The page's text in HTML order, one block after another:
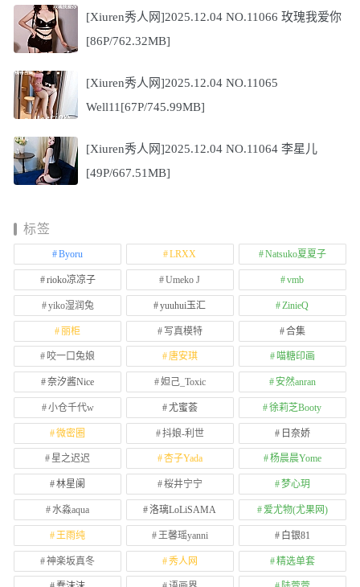
[Xiuren秀人网]2025.12.04 NO.11066 玫瑰我爱你
[86P/762.32MB]
[Xiuren秀人网]2025.12.04 NO.11065
Well11[67P/745.99MB]
[Xiuren秀人网]2025.12.04 NO.11064 李星儿
[49P/667.51MB]
标签
Byoru LRXX Natsuko夏夏子
rioko凉凉子 Umeko J vmb
yiko湿润兔 yuuhui玉汇 ZinieQ
丽柜 写真模特 合集
咬一口兔娘 唐安琪 喵糖印画
奈汐酱Nice 妲己_Toxic 安然anran
小仓千代w 尤蜜荟 徐莉芝Booty
微密圈 抖娘-利世 日奈娇
星之迟迟 杏子Yada 杨晨晨Yome
林星阑 桜井宁宁 梦心玥
水淼aqua 洛璃LoLiSAMA 爱尤物(尤果网)
王雨纯 王馨瑶yanni 白银81
神楽坂真冬 秀人网 精选单套